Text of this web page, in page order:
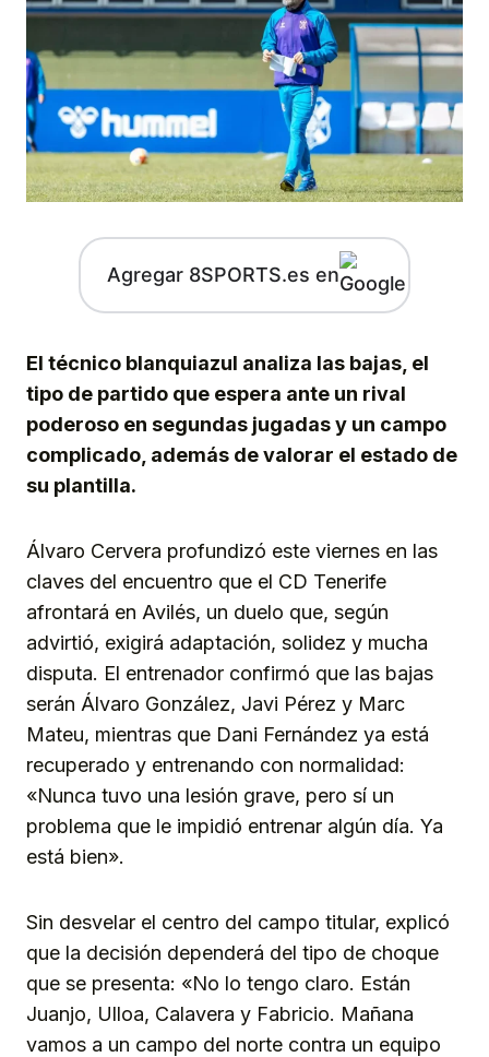
Agregar 8SPORTS.es en
El técnico blanquiazul analiza las bajas, el
tipo de partido que espera ante un rival
poderoso en segundas jugadas y un campo
complicado, además de valorar el estado de
su plantilla.
Álvaro Cervera profundizó este viernes en las
claves del encuentro que el CD Tenerife
afrontará en Avilés, un duelo que, según
advirtió, exigirá adaptación, solidez y mucha
disputa. El entrenador confirmó que las bajas
serán Álvaro González, Javi Pérez y Marc
Mateu, mientras que Dani Fernández ya está
recuperado y entrenando con normalidad:
«Nunca tuvo una lesión grave, pero sí un
problema que le impidió entrenar algún día. Ya
está bien».
Sin desvelar el centro del campo titular, explicó
que la decisión dependerá del tipo de choque
que se presenta: «No lo tengo claro. Están
Juanjo, Ulloa, Calavera y Fabricio. Mañana
vamos a un campo del norte contra un equipo